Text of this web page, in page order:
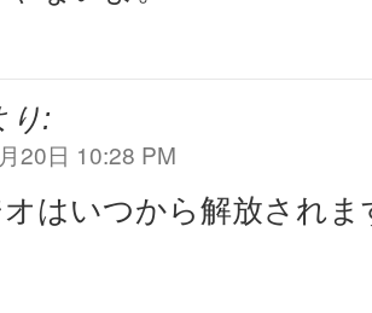
り:
20日 10:28 PM
オはいつから解放され